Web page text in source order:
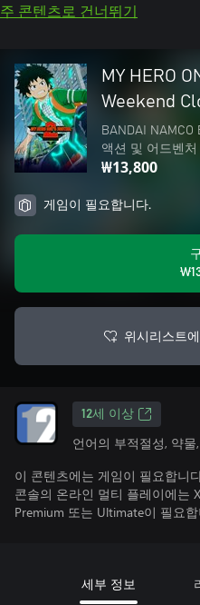
주 콘텐츠로 건너뛰기
MY HERO
Weekend
BANDAI
액션 및 어드벤처
₩13,800
게임이 필요합니다.
위시리스트
12세 이상
언어의 부적절성, 약물
이 콘텐츠에는 게임이 필요합니
콘솔의 온라인 멀티 플레이에는
Premium 또는 Ultimate이 필요
세부 정보